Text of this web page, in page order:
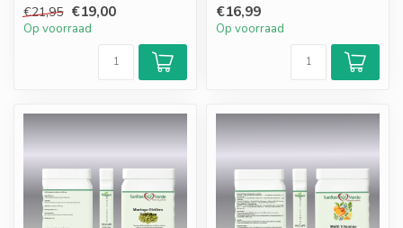
celbescherming d...
€21,95 €19,00
Op voorraad
€16,99
Op voorraad